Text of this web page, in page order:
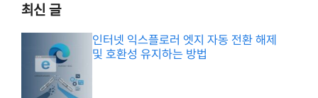
최신 글
인터넷 익스플로러 엣지 자동 전환 해제
및 호환성 유지하는 방법